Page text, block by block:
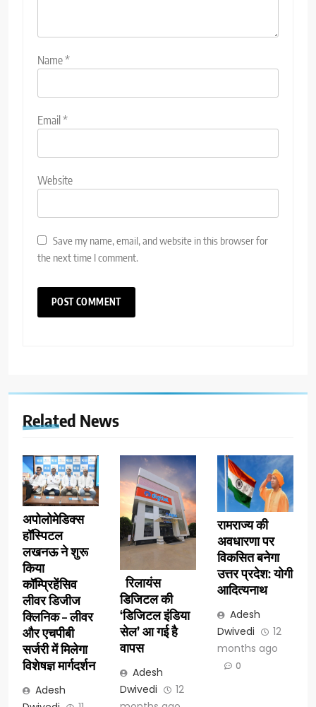
Name*
Email*
Website
Save my name, email, and website in this browser for
the next time I comment.
Related News
अपोलोमेडिक्स
हॉस्पिटल
लखनऊ ने शुरू
किया
कॉम्प्रिहेंसिव
लीवर डिजीज
क्लिनिक – लीवर
और एचपीबी
सर्जरी में मिलेगा
विशेषज्ञ मार्गदर्शन
Adesh
रिलायंस
डिजिटल की
‘डिजिटल इंडिया
सेल’ आ गई है
वापस
Adesh
Dwivedi
12
रामराज्य की
अवधारणा पर
विकसित बनेगा
उत्तर प्रदेश: योगी
आदित्यनाथ
Adesh
Dwivedi
12
months ago
0